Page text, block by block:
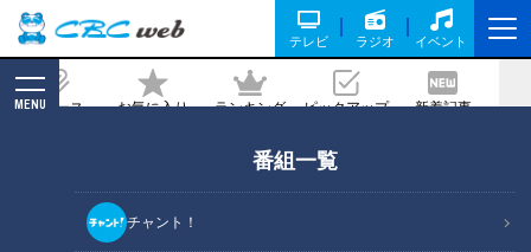
テレビ ラジオ イベント
ニュース お気に入り ランキング ピックアップ 新着記事
MENU
番組一覧
チャント！
時代を超えて生まれ変わる